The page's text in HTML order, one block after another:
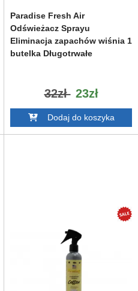
Paradise Fresh Air
Odświeżacz Sprayu
Eliminacja zapachów wiśnia 1
butelka Długotrwałe
32zł 23zł
Dodaj do koszyka